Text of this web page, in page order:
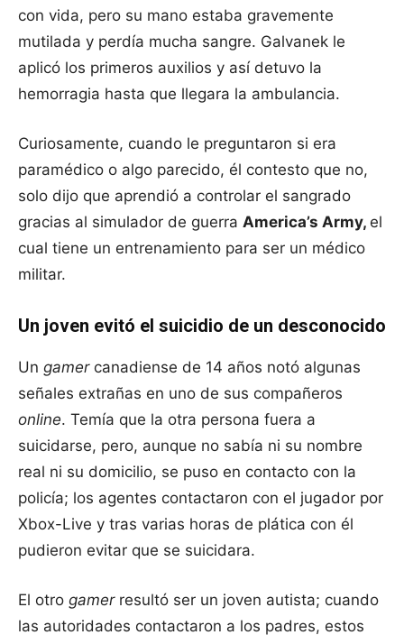
con vida, pero su mano estaba gravemente
mutilada y perdía mucha sangre. Galvanek le
aplicó los primeros auxilios y así detuvo la
hemorragia hasta que llegara la ambulancia.
Curiosamente, cuando le preguntaron si era
paramédico o algo parecido, él contesto que no,
solo dijo que aprendió a controlar el sangrado
gracias al simulador de guerra America’s Army, el
cual tiene un entrenamiento para ser un médico
militar.
Un joven evitó el suicidio de un desconocido
Un gamercanadiense de 14 años notó algunas
señales extrañas en uno de sus compañeros
online. Temía que la otra persona fuera a
suicidarse, pero, aunque no sabía ni su nombre
real ni su domicilio, se puso en contacto con la
policía; los agentes contactaron con el jugador por
Xbox-Live y tras varias horas de plática con él
pudieron evitar que se suicidara.
El otro gamerresultó ser un joven autista; cuando
las autoridades contactaron a los padres, estos